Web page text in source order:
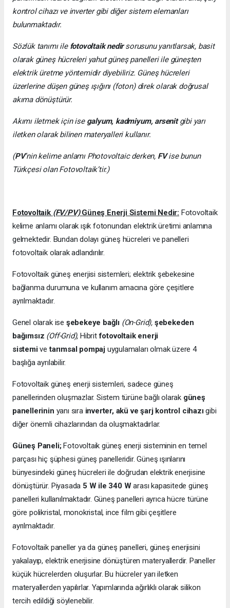
kontrol cihazı ve inverter gibi diğer sistem elemanları
bulunmaktadır.
Sözlük tanımı ile fotovoltaik nedirsorusunu yanıtlarsak, basit
olarak güneş hücreleri yahut güneş panelleri ile güneşten
elektrik üretme yöntemidir diyebiliriz. Güneş hücreleri
üzerlerine düşen güneş ışığını (foton) direk olarak doğrusal
akıma dönüştürür.
Akımı iletmek için ise galyum, kadmiyum, arsenitgibi yarı
iletken olarak bilinen materyalleri kullanır.
(PV’nin kelime anlamı Photovoltaic derken, FVise bunun
Türkçesi olan Fotovoltaik’tir.)
Fotovoltaik (FV/PV)Güneş Enerji Sistemi Nedir: Fotovoltaik
kelime anlamı olarak ışık fotonundan elektrik üretimi anlamına
gelmektedir. Bundan dolayı güneş hücreleri ve panelleri
fotovoltaik olarak adlandırılır.
Fotovoltaik güneş enerjisi sistemleri; elektrik şebekesine
bağlanma durumuna ve kullanım amacına göre çeşitlere
ayrılmaktadır.
Genel olarak ise şebekeye bağlı (On-Grid), şebekeden
bağımsız (Off-Grid), Hibritfotovoltaik enerji
sistemivetarımsal pompaj uygulamaları olmak üzere 4
başlığa ayrılabilir.
Fotovoltaik güneş enerji sistemleri, sadece güneş
panellerinden oluşmazlar. Sistem türüne bağlı olarak güneş
panellerinin yanı sıra inverter, akü ve şarj kontrol cihazıgibi
diğer önemli cihazlarından da oluşmaktadırlar.
Güneş Paneli;Fotovoltaik güneş enerji sisteminin en temel
parçası hiç şüphesi güneş panelleridir. Güneş ışınlarını
bünyesindeki güneş hücreleri ile doğrudan elektrik enerjisine
dönüştürür. Piyasada 5 W ile 340 Warası kapasitede güneş
panelleri kullanılmaktadır. Güneş panelleri ayrıca hücre türüne
göre polikristal, monokristal, ince film gibi çeşitlere
ayrılmaktadır.
Fotovoltaik paneller ya da güneş panelleri, güneş enerjisini
yakalayıp, elektrik enerjisine dönüştüren materyallerdir. Paneller
küçük hücrelerden oluşurlar. Bu hücreler yarı iletken
materyallerden yapılırlar. Yapımlarında ağırlıklı olarak silikon
tercih edildiği söylenebilir.